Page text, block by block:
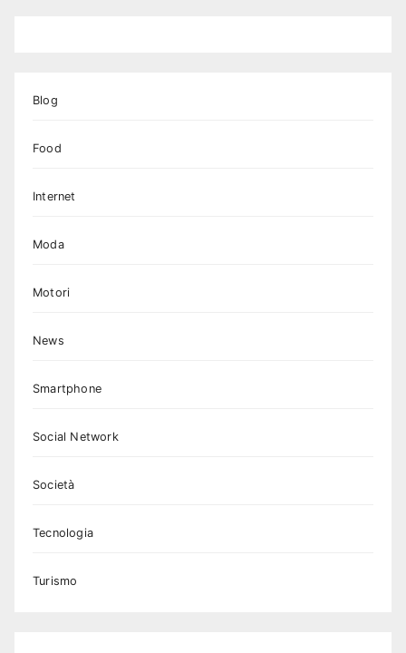
Blog
Food
Internet
Moda
Motori
News
Smartphone
Social Network
Società
Tecnologia
Turismo